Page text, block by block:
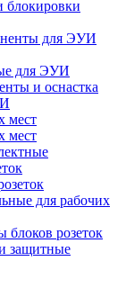
блокировки
для ЭУИ
для ЭУИ
и оснастка
мест
мест
для рабочих
блоков розеток
защитные